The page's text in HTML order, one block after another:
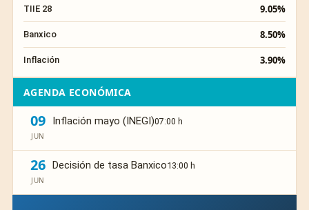
TIIE 28 9.05%
Banxico 8.50%
Inflación 3.90%
AGENDA ECONÓMICA
09
JUN
Inflación mayo (INEGI)07:00 h
26
JUN
Decisión de tasa Banxico13:00 h